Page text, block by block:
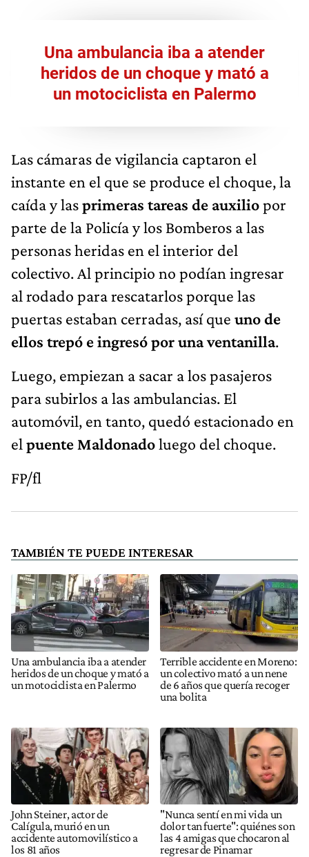
Una ambulancia iba a atender
heridos de un choque y mató a
un motociclista en Palermo
Las cámaras de vigilancia captaron el
instante en el que se produce el choque, la
caída y lasprimeras tareas de auxiliopor
parte de la Policía y los Bomberos a las
personas heridas en el interior del
colectivo. Al principio no podían ingresar
al rodado para rescatarlos porque las
puertas estaban cerradas, así que uno de
ellos trepó e ingresó por una ventanilla.
Luego, empiezan a sacar a los pasajeros
para subirlos a las ambulancias. El
automóvil, en tanto, quedó estacionado en
el puente Maldonadoluego del choque.
FP/fl
TAMBIÉN TE PUEDE INTERESAR
Una ambulancia iba a atender
heridos de un choque y mató a
un motociclista en Palermo
Terrible accidente en Moreno:
un colectivo mató a un nene
de 6 años que quería recoger
una bolita
John Steiner, actor de
Calígula, murió en un
accidente automovilístico a
los 81 años
"Nunca sentí en mi vida un
dolor tan fuerte": quiénes son
las 4 amigas que chocaron al
regresar de Pinamar